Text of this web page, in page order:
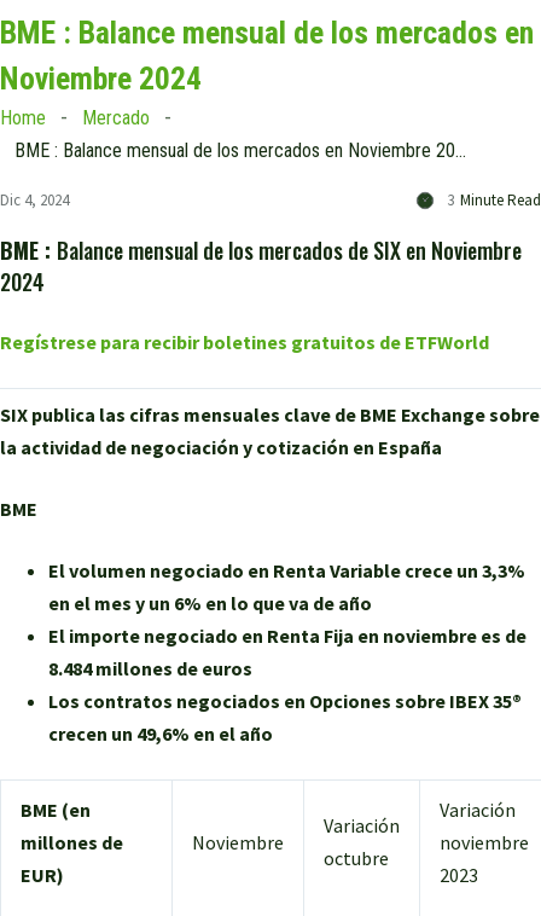
BME : Balance mensual de los mercados en
Noviembre 2024
Home
Mercado
BME : Balance mensual de los mercados en Noviembre 2024
Dic 4, 2024 3 Minute Read
BME : Balance mensual de los mercados de SIX en Noviembre
2024
Regístrese para recibir boletines gratuitos de ETFWorld
SIX publica las cifras mensuales clave de BME Exchange sobre
la actividad de negociación y cotización en España
BME
El volumen negociado en Renta Variable crece un 3,3%
en el mes y un 6% en lo que va de año
El importe negociado en Renta Fija en noviembre es de
8.484 millones de euros
Los contratos negociados en Opciones sobre IBEX 35®
crecen un 49,6% en el año
BME (en
millones de
EUR)
Noviembre
Variación
octubre
Variación
noviembre
2023